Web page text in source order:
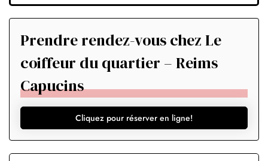
Prendre rendez-vous chez Le
coiffeur du quartier – Reims
Capucins
Cliquez pour réserver en ligne!